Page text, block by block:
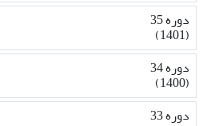
دوره 35
(1401)
دوره 34
(1400)
دوره 33